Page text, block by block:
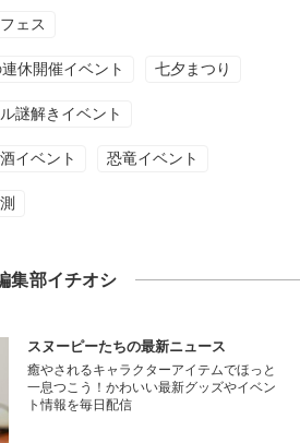
ェス
休開催イベント 七夕まつり
謎解きイベント
イベント 恐竜イベント
集部イチオシ
スヌーピーたちの最新ニュース
癒やされるキャラクターアイテムでほっと
一息つこう！かわいい最新グッズやイベン
ト情報を毎日配信